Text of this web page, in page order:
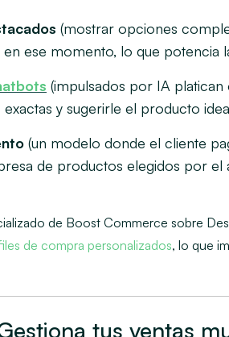
(mostrar opciones
ese momento, lo que potencia
(impulsados por IA
y sugerirle el producto
(un modelo donde el cliente
de productos elegidos por el
de Boost Commerce sobre
de compra personalizados, lo que
tus ventas